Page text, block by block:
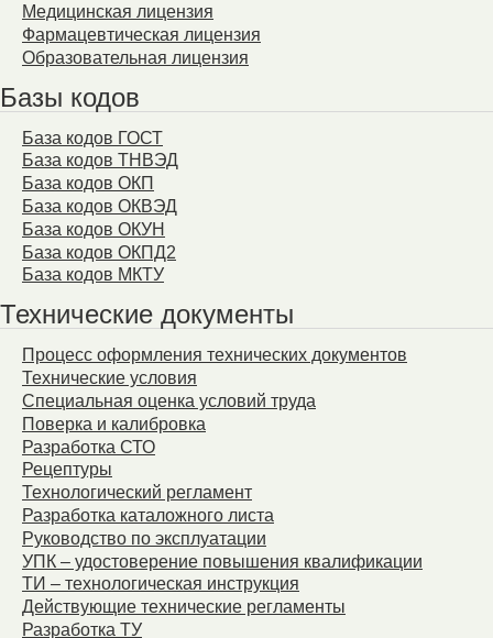
Медицинская лицензия
Фармацевтическая лицензия
Образовательная лицензия
Базы кодов
База кодов ГОСТ
База кодов ТНВЭД
База кодов ОКП
База кодов ОКВЭД
База кодов ОКУН
База кодов ОКПД2
База кодов МКТУ
Технические документы
Процесс оформления технических документов
Технические условия
Специальная оценка условий труда
Поверка и калибровка
Разработка СТО
Рецептуры
Технологический регламент
Разработка каталожного листа
Руководство по эксплуатации
УПК – удостоверение повышения квалификации
ТИ – технологическая инструкция
Действующие технические регламенты
Разработка ТУ